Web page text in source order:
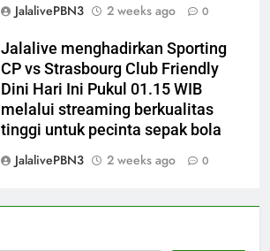
JalalivePBN3
2 weeks ago 0
Jalalive menghadirkan Sporting
CP vs Strasbourg Club Friendly
Dini Hari Ini Pukul 01.15 WIB
melalui streaming berkualitas
tinggi untuk pecinta sepak bola
JalalivePBN3
2 weeks ago 0